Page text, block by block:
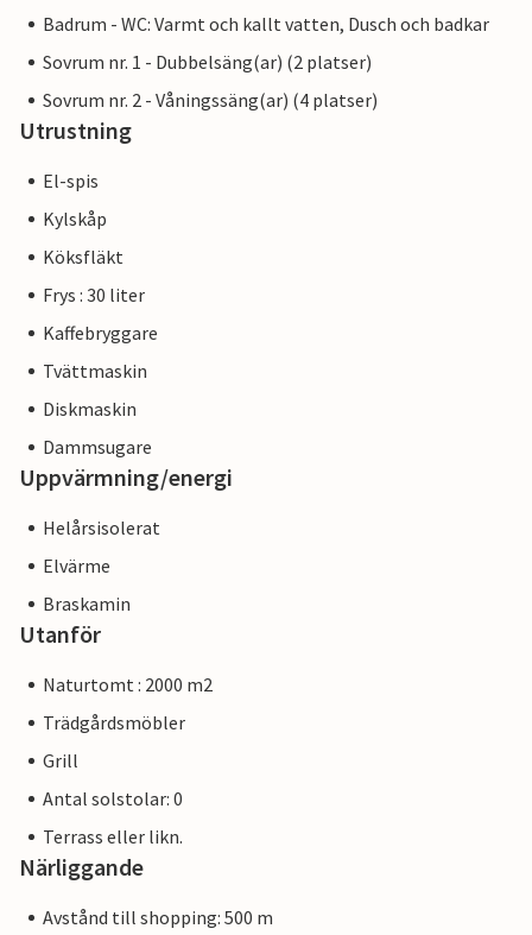
Badrum - WC: Varmt och kallt vatten, Dusch och badkar
Sovrum nr. 1 - Dubbelsäng(ar) (2 platser)
Sovrum nr. 2 - Våningssäng(ar) (4 platser)
Utrustning
El-spis
Kylskåp
Köksfläkt
Frys : 30 liter
Kaffebryggare
Tvättmaskin
Diskmaskin
Dammsugare
Uppvärmning/energi
Helårsisolerat
Elvärme
Braskamin
Utanför
Naturtomt : 2000 m2
Trädgårdsmöbler
Grill
Antal solstolar: 0
Terrass eller likn.
Närliggande
Avstånd till shopping: 500 m